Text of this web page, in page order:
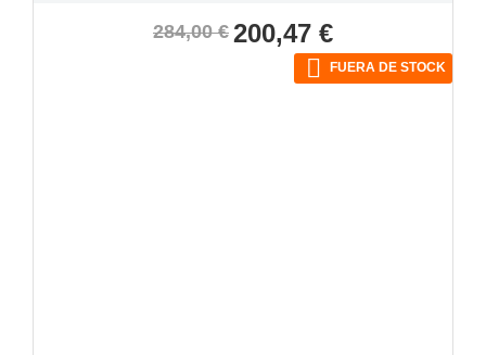
Precio
284,00 € Precio
200,47 €
 FUERA DE STOCK